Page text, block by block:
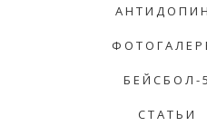
БЕЙСБОЛ-5
СТАТЬИ